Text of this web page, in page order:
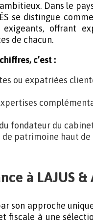
Dans le
se distingue
offrant
de chacun.
c’est :
ou expatriées
du fondateur du
patrimoine haut de
à LAJUS &
par son approche
fiscale à une